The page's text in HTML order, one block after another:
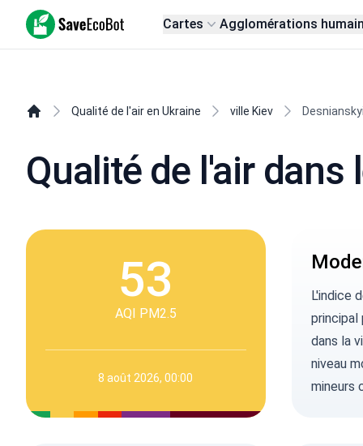
SaveEcoBot Cartes Agglomérations
Qualité de l'air en Ukraine ville Kiev
Qualité de l'air dans
53
AQI PM2.5
8 août 2026, 00:00
L'indice
principal
dans la
niveau
mineurs